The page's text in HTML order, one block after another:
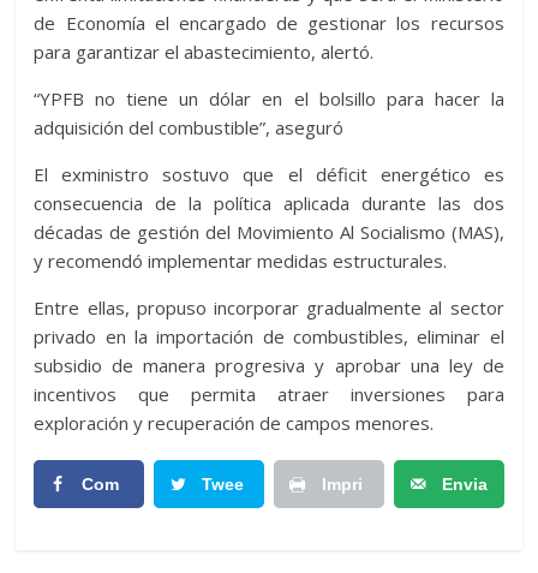
de Economía el encargado de gestionar los recursos
para garantizar el abastecimiento, alertó.
“YPFB no tiene un dólar en el bolsillo para hacer la
adquisición del combustible”, aseguró
El exministro sostuvo que el déficit energético es
consecuencia de la política aplicada durante las dos
décadas de gestión del Movimiento Al Socialismo (MAS),
y recomendó implementar medidas estructurales.
Entre ellas, propuso incorporar gradualmente al sector
privado en la importación de combustibles, eliminar el
subsidio de manera progresiva y aprobar una ley de
incentivos que permita atraer inversiones para
exploración y recuperación de campos menores.
Com Twee Impri Envia